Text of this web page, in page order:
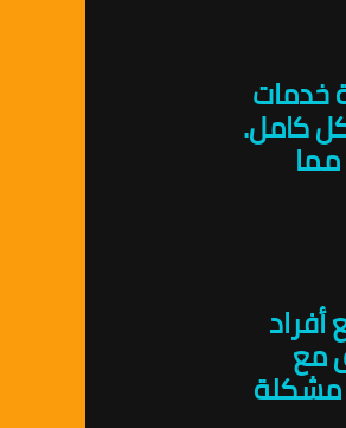
خدمات
كامل.
أفراد
مع
مشكلة